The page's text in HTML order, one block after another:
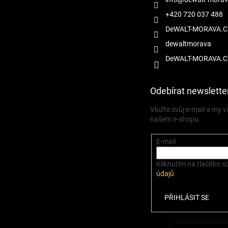
+420 720 037 488
DeWALT-
dewaltmorava
DeWALT-
Odebírat
Vložte svůj e-mail a my
našem e-shopu.
E-mail
Kliknutím na tlačítko
údajů.
PŘIHLÁSIT SE